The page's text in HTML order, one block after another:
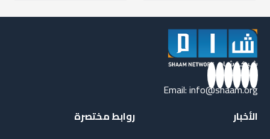
Email:info@shaam.org
الأخبار
روابط مختصرة